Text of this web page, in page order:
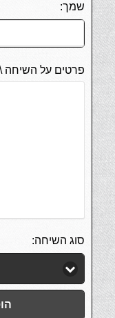
שמך:
פרטים על השיחה \ SMS:
סוג השיחה: